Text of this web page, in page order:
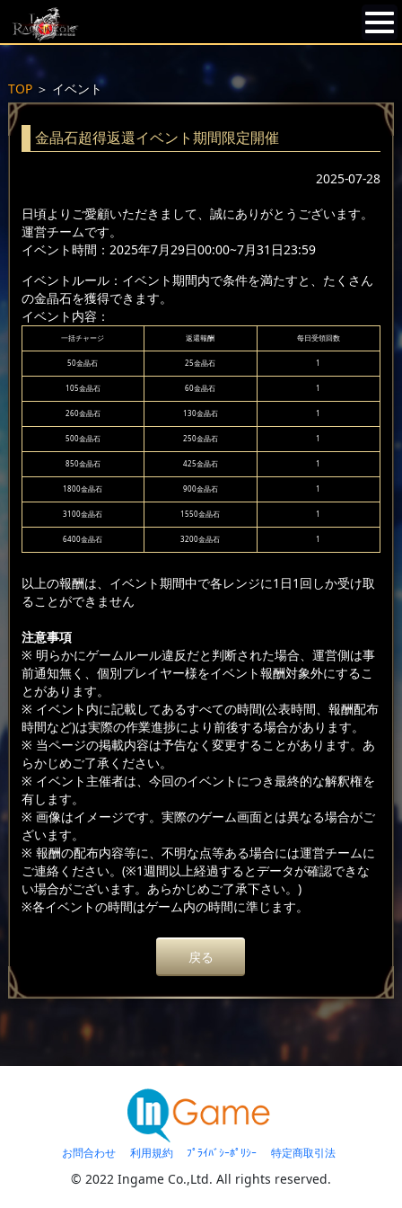
TOP＞ イベント
金晶石超得返還イベント期間限定開催
2025-07-28
日頃よりご愛顧いただきまして、誠にありがとうございます。
運営チームです。
イベント時間：2025年7月29日00:00~7月31日23:59
イベントルール：イベント期間内で条件を満たすと、たくさん
の金晶石を獲得できます。
イベント内容：
一括チャージ 返還報酬 每日受領回数
50金晶石 25金晶石 1
105金晶石 60金晶石 1
260金晶石 130金晶石 1
500金晶石 250金晶石 1
850金晶石 425金晶石 1
1800金晶石 900金晶石 1
3100金晶石 1550金晶石 1
6400金晶石 3200金晶石 1
以上の報酬は、イベント期間中で各レンジに1日1回しか受け取
ることができません
注意事項
※ 明らかにゲームルール違反だと判断された場合、運営側は事
前通知無く、個別プレイヤー様をイベント報酬対象外にするこ
とがあります。
※ イベント内に記載してあるすべての時間(公表時間、報酬配布
時間など)は実際の作業進捗により前後する場合があります。
※ 当ページの掲載内容は予告なく変更することがあります。あ
らかじめご了承ください。
※ イベント主催者は、今回のイベントにつき最終的な解釈権を
有します。
※ 画像はイメージです。実際のゲーム画面とは異なる場合がご
ざいます。
※ 報酬の配布内容等に、不明な点等ある場合には運営チームに
ご連絡ください。(※1週間以上経過するとデータが確認できな
い場合がございます。あらかじめご了承下さい。)
※各イベントの時間はゲーム内の時間に準じます。
戻る
お問合わせ 利用規約 ﾌﾟﾗｲﾊﾞｼｰﾎﾟﾘｼｰ 特定商取引法
© 2022 Ingame Co.,Ltd. All rights reserved.